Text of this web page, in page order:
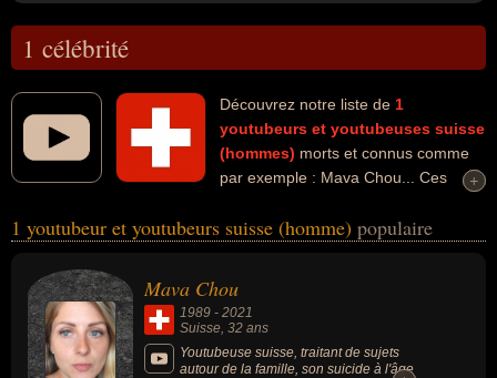
1 célébrité
Découvrez notre liste de 1
youtubeurs et youtubeuses suisse
(hommes) morts et connus comme
par exemple : Mava Chou... Ces
l'informatique ou d'internet. Ces célébrités peuvent également avoir
+
+
1 youtubeur et youtubeurs suisse (homme) populaire
Mava Chou
1989 - 2021
Suisse, 32 ans
Youtubeuse suisse, traitant de sujets
autour de la famille, son suicide à l'âge